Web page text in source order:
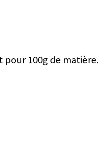
100g de matière.